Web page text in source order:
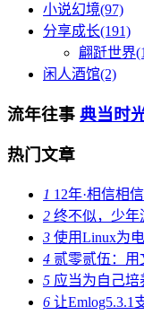
小说幻境(97)
分享成长(191)
翩跹世界
闲人酒馆(2)
流年往事 典当时
热门文章
1 12年·相信相
2 终不似，少年
3 使用Linux为
4 贰零贰伍：
5 应当为自己
6 让Emlog5.3.1